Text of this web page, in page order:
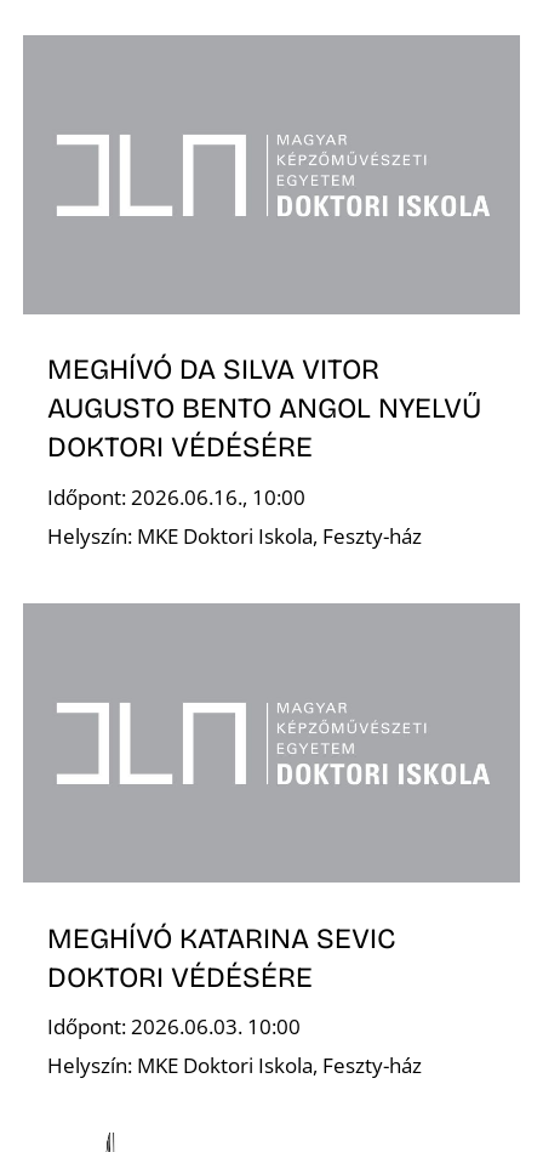
MEGHÍVÓ DA SILVA VITOR
AUGUSTO BENTO ANGOL NYELVŰ
DOKTORI VÉDÉSÉRE
Időpont: 2026.06.16., 10:00
Helyszín: MKE Doktori Iskola, Feszty-ház
MEGHÍVÓ KATARINA SEVIC
DOKTORI VÉDÉSÉRE
Időpont: 2026.06.03. 10:00
Helyszín: MKE Doktori Iskola, Feszty-ház